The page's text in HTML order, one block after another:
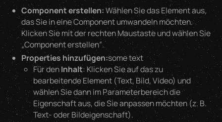
Component erstellen:Wählen Sie das Element aus,
das Sie in eine Component umwandeln möchten.
Klicken Sie mit der rechten Maustaste und wählen Sie
„Component erstellen“.
Properties hinzufügen:some text
Für denInhalt: Klicken Sie auf das zu
bearbeitende Element (Text, Bild, Video) und
wählen Sie dann im Parameterbereich die
Eigenschaft aus, die Sie anpassen möchten (z. B.
Text- oder Bildeigenschaft).